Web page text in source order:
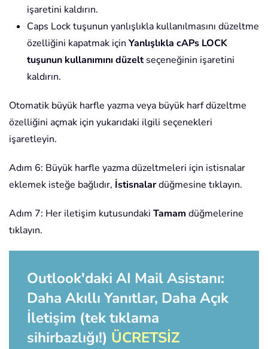
işaretini kaldırın.
Caps Lock tuşunun yanlışlıkla kullanılmasını düzeltme
özelliğini kapatmak için Yanlışlıkla cAPs LOCK
tuşunun kullanımını düzeltseçeneğinin işaretini
kaldırın.
Otomatik büyük harfle yazma veya büyük harf düzeltme
özelliğini açmak için yukarıdaki ilgili seçenekleri
işaretleyin.
Adım 6: Büyük harfle yazma düzeltmeleri için istisnalar
eklemek isteğe bağlıdır, İstisnalardüğmesine tıklayın.
Adım 7: Her iletişim kutusundaki Tamam düğmelerine
tıklayın.
Outlook'daki AI Mail Asistanı:
Daha Akıllı Yanıtlar, Daha Açık
İletişim (tek tıklama
sihirbazlığı!) ÜCRETSİZ